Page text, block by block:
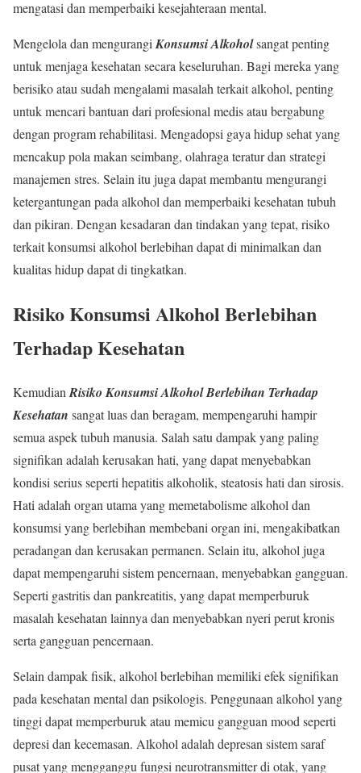
mengatasi dan memperbaiki kesejahteraan mental.
Mengelola dan mengurangi Konsumsi Alkoholsangat penting
untuk menjaga kesehatan secara keseluruhan. Bagi mereka yang
berisiko atau sudah mengalami masalah terkait alkohol, penting
untuk mencari bantuan dari profesional medis atau bergabung
dengan program rehabilitasi. Mengadopsi gaya hidup sehat yang
mencakup pola makan seimbang, olahraga teratur dan strategi
manajemen stres. Selain itu juga dapat membantu mengurangi
ketergantungan pada alkohol dan memperbaiki kesehatan tubuh
dan pikiran. Dengan kesadaran dan tindakan yang tepat, risiko
terkait konsumsi alkohol berlebihan dapat di minimalkan dan
kualitas hidup dapat di tingkatkan.
Risiko Konsumsi Alkohol Berlebihan
Terhadap Kesehatan
Kemudian Risiko Konsumsi Alkohol Berlebihan Terhadap
Kesehatan sangat luas dan beragam, mempengaruhi hampir
semua aspek tubuh manusia. Salah satu dampak yang paling
signifikan adalah kerusakan hati, yang dapat menyebabkan
kondisi serius seperti hepatitis alkoholik, steatosis hati dan sirosis.
Hati adalah organ utama yang memetabolisme alkohol dan
konsumsi yang berlebihan membebani organ ini, mengakibatkan
peradangan dan kerusakan permanen. Selain itu, alkohol juga
dapat mempengaruhi sistem pencernaan, menyebabkan gangguan.
Seperti gastritis dan pankreatitis, yang dapat memperburuk
masalah kesehatan lainnya dan menyebabkan nyeri perut kronis
serta gangguan pencernaan.
Selain dampak fisik, alkohol berlebihan memiliki efek signifikan
pada kesehatan mental dan psikologis. Penggunaan alkohol yang
tinggi dapat memperburuk atau memicu gangguan mood seperti
depresi dan kecemasan. Alkohol adalah depresan sistem saraf
pusat yang mengganggu fungsi neurotransmitter di otak, yang